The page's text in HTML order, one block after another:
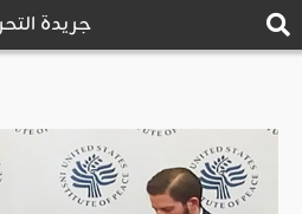
جريدة